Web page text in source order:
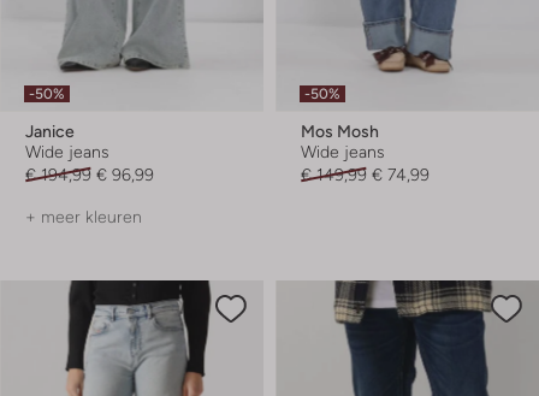
-50%
Janice
Wide jeans
€ 194,99 € 96,99
+ meer kleuren
-50%
Mos Mosh
Wide jeans
€ 149,99 € 74,99